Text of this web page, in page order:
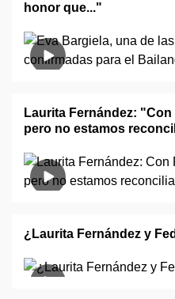
honor que..."
Laurita Fernández:
pero no estamos
¿Laurita Fernández y